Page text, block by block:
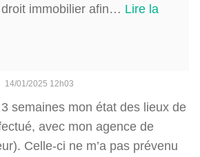
immobilier afin… Lire la
14/01/2025 12h03
semaines mon état des lieux de
avec mon agence de
Celle-ci ne m’a pas prévenu